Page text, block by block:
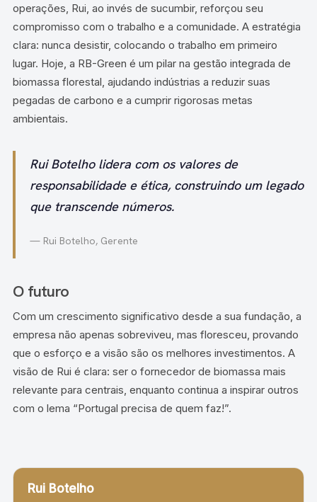
operações, Rui, ao invés de sucumbir, reforçou seu
compromisso com o trabalho e a comunidade. A estratégia
clara: nunca desistir, colocando o trabalho em primeiro
lugar. Hoje, a RB-Green é um pilar na gestão integrada de
biomassa florestal, ajudando indústrias a reduzir suas
pegadas de carbono e a cumprir rigorosas metas
ambientais.
Rui Botelho lidera com os valores de
responsabilidade e ética, construindo um legado
que transcende números.
— Rui Botelho, Gerente
O futuro
Com um crescimento significativo desde a sua fundação, a
empresa não apenas sobreviveu, mas floresceu, provando
que o esforço e a visão são os melhores investimentos. A
visão de Rui é clara: ser o fornecedor de biomassa mais
relevante para centrais, enquanto continua a inspirar outros
com o lema “Portugal precisa de quem faz!”.
Rui Botelho